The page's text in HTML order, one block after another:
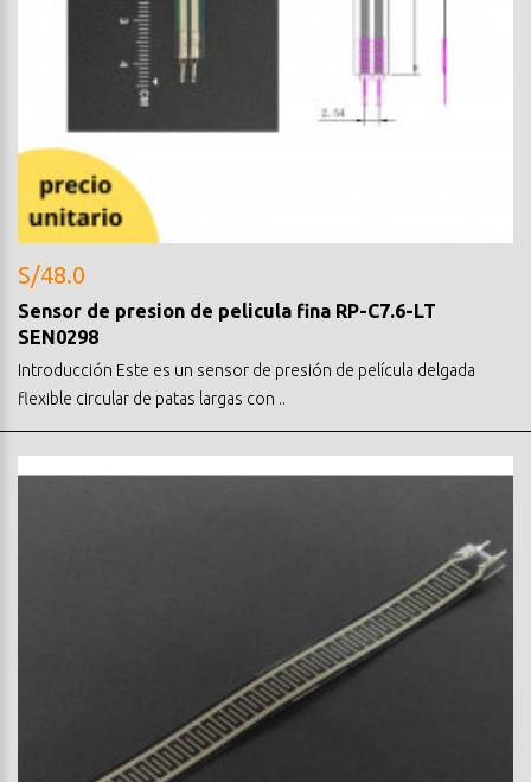
S/48.0
Sensor de presion de pelicula fina RP-C7.6-LT
SEN0298
Introducción Este es un sensor de presión de película delgada
flexible circular de patas largas con ..